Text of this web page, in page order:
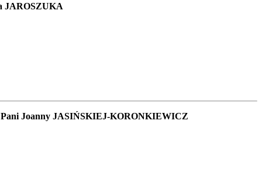
JAROSZUKA
Pani Joanny JASIŃSKIEJ-KORONKIEWICZ